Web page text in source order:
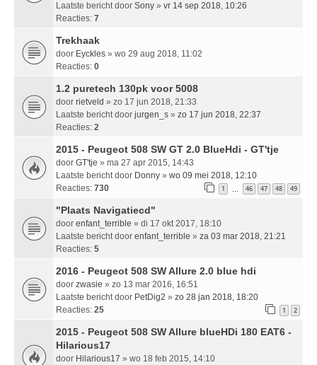
Laatste bericht door Sony » vr 14 sep 2018, 10:26
Reacties: 7
Trekhaak
door Eyckles » wo 29 aug 2018, 11:02
Reacties: 0
1.2 puretech 130pk voor 5008
door rietveld » zo 17 jun 2018, 21:33
Laatste bericht door jurgen_s » zo 17 jun 2018, 22:37
Reacties: 2
2015 - Peugeot 508 SW GT 2.0 BlueHdi - GT'tje
door GT'tje » ma 27 apr 2015, 14:43
Laatste bericht door Donny » wo 09 mei 2018, 12:10
Reacties: 730 1 … 46 47 48 49
"Plaats Navigatiecd"
door enfant_terrible » di 17 okt 2017, 18:10
Laatste bericht door enfant_terrible » za 03 mar 2018, 21:21
Reacties: 5
2016 - Peugeot 508 SW Allure 2.0 blue hdi
door zwasie » zo 13 mar 2016, 16:51
Laatste bericht door PetDig2 » zo 28 jan 2018, 18:20
Reacties: 25 1 2
2015 - Peugeot 508 SW Allure blueHDi 180 EAT6 -
Hilarious17
door Hilarious17 » wo 18 feb 2015, 14:10